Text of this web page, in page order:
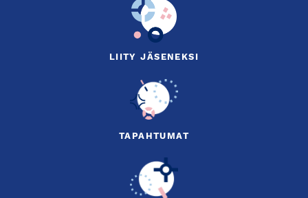
LIITY JÄSENEKSI
TAPAHTUMAT